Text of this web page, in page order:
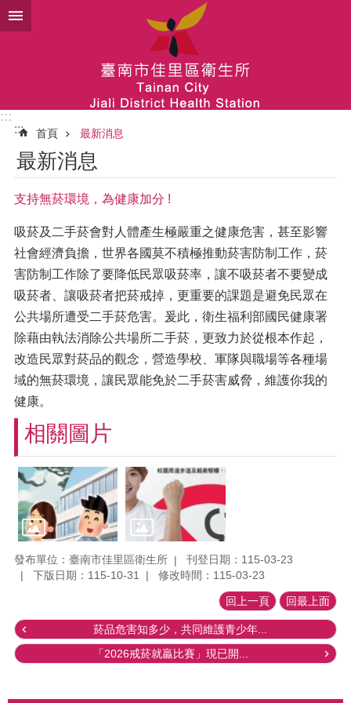
跳到主要內容區塊
:::
:::
首頁 最新消息
最新消息
支持無菸環境，為健康加分 !
吸菸及二手菸會對人體產生極嚴重之健康危害，甚至影響
社會經濟負擔，世界各國莫不積極推動菸害防制工作，菸
害防制工作除了要降低民眾吸菸率，讓不吸菸者不要變成
吸菸者、讓吸菸者把菸戒掉，更重要的課題是避免民眾在
公共場所遭受二手菸危害。爰此，衛生福利部國民健康署
除藉由執法消除公共場所二手菸，更致力於從根本作起，
改造民眾對菸品的觀念，營造學校、軍隊與職場等各種場
域的無菸環境，讓民眾能免於二手菸害威脅，維護你我的
健康。
相關圖片
發布單位：臺南市佳里區衛生所
刊登日期：115-03-23
下版日期：115-10-31
修改時間：115-03-23
回上一頁 回最上面
菸品危害知多少，共同維護青少年...
「2026戒菸就贏比賽」現已開...